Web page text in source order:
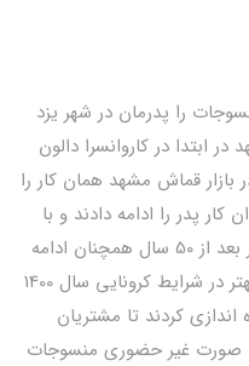
منسوجات را پدرمان در شهر یزد
ابتدا در کاروانسرا دالون
بازار قماش مشهد همان کار را
پدر را ادامه دادند و با
فروش انواع روفرشی و حوله، شغل پدر بعد از 50 سال همچنان ادامه
دارد. حال فرزندان برای ارائه خدمات بهتر در شرایط کرونایی سال 1400
کردند تا مشتریان
صورت غیر حضوری منسوجات